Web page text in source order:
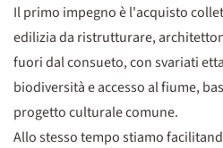
Il primo impegno è l'acquisto
edilizia da ristrutturare,
fuori dal consueto, con svariati
biodiversità e accesso al fiume,
progetto culturale comune.
Allo stesso tempo stiamo